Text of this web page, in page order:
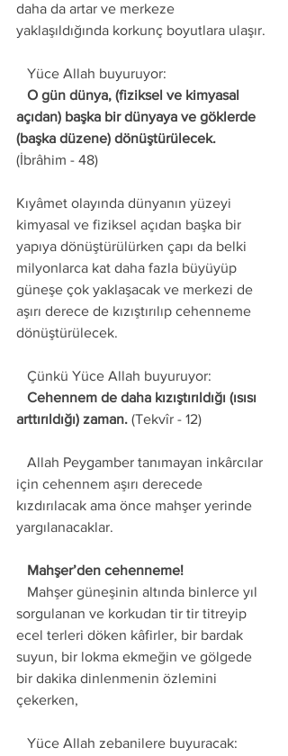
daha da artar ve merkeze
yaklaşıldığında korkunç boyutlara ulaşır.
   Yüce Allah buyuruyor:
açıdan) başka bir dünyaya ve göklerde
(başka düzene) dönüştürülecek.
(İbrâhim - 48)
Kıyâmet olayında dünyanın yüzeyi
kimyasal ve fiziksel açıdan başka bir
yapıya dönüştürülürken çapı da belki
milyonlarca kat daha fazla büyüyüp
güneşe çok yaklaşacak ve merkezi de
aşırı derece de kızıştırılıp cehenneme
dönüştürülecek.
   Çünkü Yüce Allah buyuruyor:
arttırıldığı) zaman. (Tekvîr - 12)
için cehennem aşırı derecede
kızdırılacak ama önce mahşer yerinde
yargılanacaklar.
   Mahşer’den cehenneme!
sorgulanan ve korkudan tir tir titreyip
ecel terleri döken kâfirler, bir bardak
suyun, bir lokma ekmeğin ve gölgede
bir dakika dinlenmenin özlemini
çekerken,
   Yüce Allah zebanilere buyuracak: